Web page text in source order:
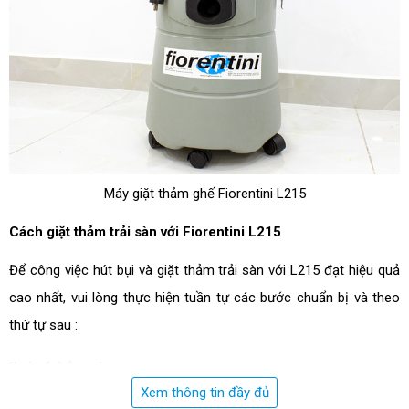
Máy giặt thảm ghế Fiorentini L215
Cách giặt thảm trải sàn với Fiorentini L215
Để công việc hút bụi và giặt thảm trải sàn với L215 đạt hiệu quả
cao nhất, vui lòng thực hiện tuần tự các bước chuẩn bị và theo
thứ tự sau :
Xem thông tin đầy đủ